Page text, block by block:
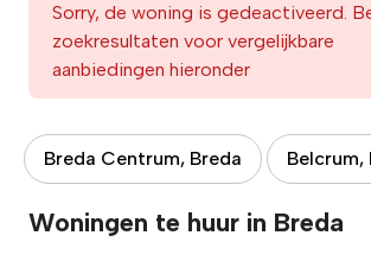
Sorry, de woning is gedeactiveerd.
zoekresultaten voor vergelijkbare
aanbiedingen hieronder
Breda Centrum, Breda Belcrum,
Woningen te huur in Breda